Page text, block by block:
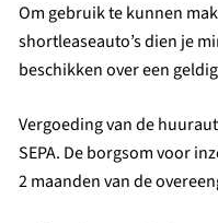
Om gebruik te kunnen
shortleaseauto’s dien je
beschikken over een
Vergoeding van de
SEPA. De borgsom voor
2 maanden van de